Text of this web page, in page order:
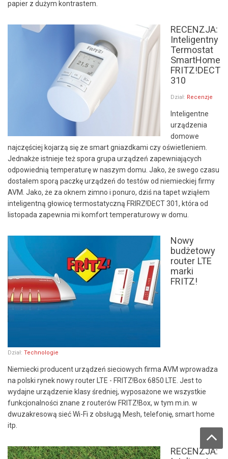
papier z dużym kontrastem.
RECENZJA:
Inteligentny
Termostat
SmartHome
FRITZ!DECT
310
Dział: Recenzje
Inteligentne
urządzenia
domowe
najczęściej kojarzą się ze smart gniazdkami czy oświetleniem.
Jednakże istnieje też spora grupa urządzeń zapewniających
odpowiednią temperaturę w naszym domu. Jako, że swego czasu
dostałem sporą paczkę urządzeń do testów od niemieckiej firmy
AVM. Jako, że za oknem zimno i ponuro, dziś na tapet wziąłem
inteligentną głowicę termostatyczną FRIRZ!DECT 301, która od
listopada zapewnia mi komfort temperaturowy w domu.
Nowy
budżetowy
router LTE
marki
FRITZ!
Dział: Technologie
Niemiecki producent urządzeń sieciowych firma AVM wprowadza
na polski rynek nowy router LTE - FRITZ!Box 6850 LTE. Jest to
wydajne urządzenie klasy średniej, wyposażone we wszystkie
funkcjonalności znane z routerów FRITZ!Box, w tym m.in. w
dwuzakresową sieć Wi-Fi z obsługą Mesh, telefonię, smart home
itp.
RECENZJA: